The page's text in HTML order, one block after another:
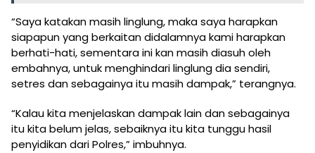
“Saya katakan masih linglung, maka saya harapkan
siapapun yang berkaitan didalamnya kami harapkan
berhati-hati, sementara ini kan masih diasuh oleh
embahnya, untuk menghindari linglung dia sendiri,
setres dan sebagainya itu masih dampak,” terangnya.
“Kalau kita menjelaskan dampak lain dan sebagainya
itu kita belum jelas, sebaiknya itu kita tunggu hasil
penyidikan dari Polres,” imbuhnya.